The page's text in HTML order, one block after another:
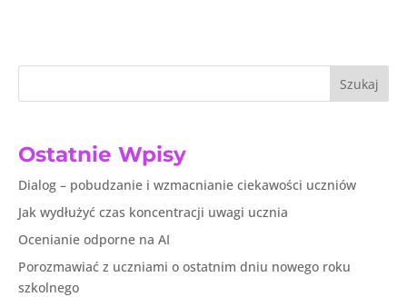
Szukaj
Ostatnie Wpisy
Dialog – pobudzanie i wzmacnianie ciekawości uczniów
Jak wydłużyć czas koncentracji uwagi ucznia
Ocenianie odporne na AI
Porozmawiać z uczniami o ostatnim dniu nowego roku
szkolnego